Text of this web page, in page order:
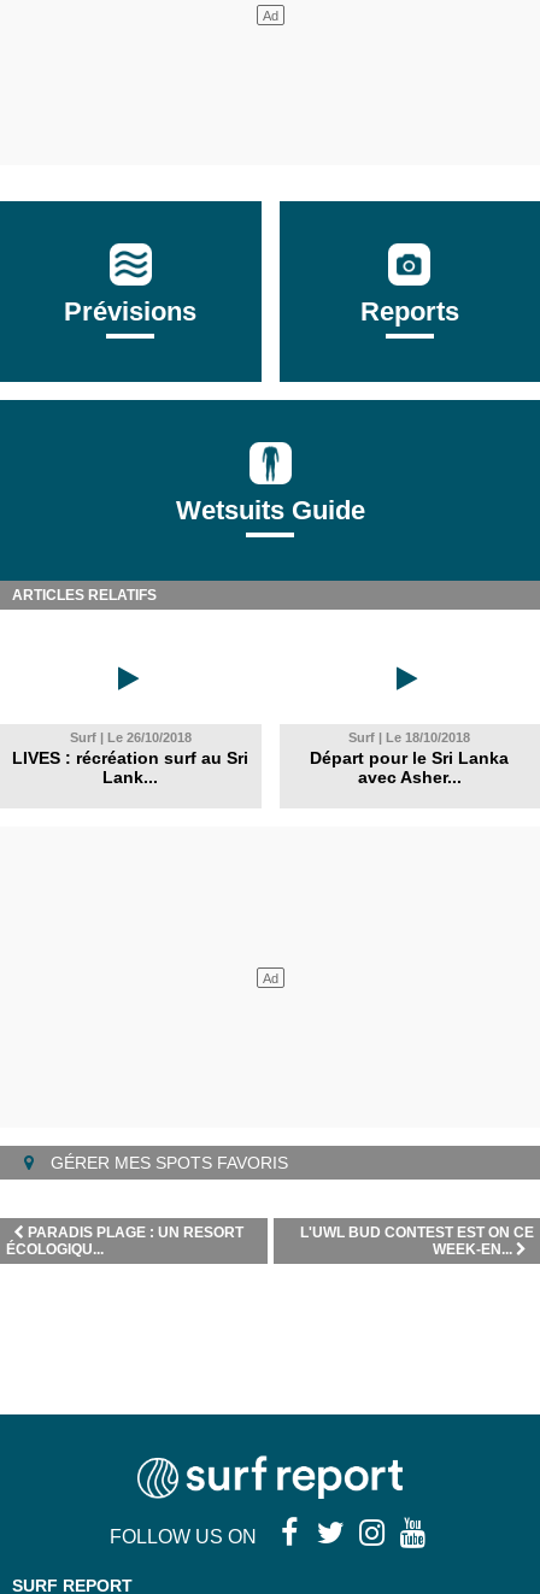
Prévisions Reports
Wetsuits Guide
ARTICLES RELATIFS
Surf | Le 26/10/2018
LIVES : récréation surf au Sri
Lank...
Surf | Le 18/10/2018
Départ pour le Sri Lanka
avec Asher...
GÉRER MES SPOTS FAVORIS
L'UWL BUD CONTEST EST ON CE
WEEK-EN...
PARADIS PLAGE : UN RESORT
ÉCOLOGIQU...
FOLLOW US ON
SURF REPORT